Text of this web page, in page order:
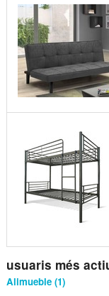
usuaris més
Alimueble (1)